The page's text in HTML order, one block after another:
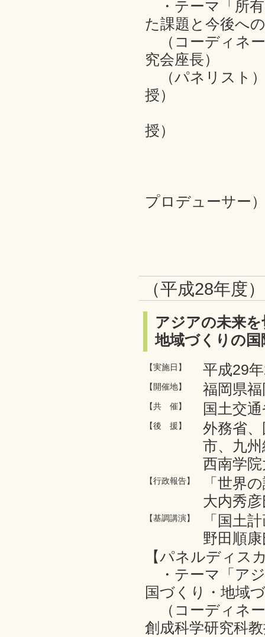
・テーマ「所有
た課題と今後へ
（コーディネー
究会座長）
（パネリスト
授）
授）
プロデューサー
（平成28年度）
アジアの未来
地域づくりの
【実施日】 平成29
【開催地】 福岡県
【共 催】 国土交
【後 援】
外務省
市、九
西南学
【行政報告】
「世界
大内秀
【基調講演】
「国土
野田順
【パネルディス
・テーマ「ア
国づくり・地域
（コーディネ
創成科学研究科